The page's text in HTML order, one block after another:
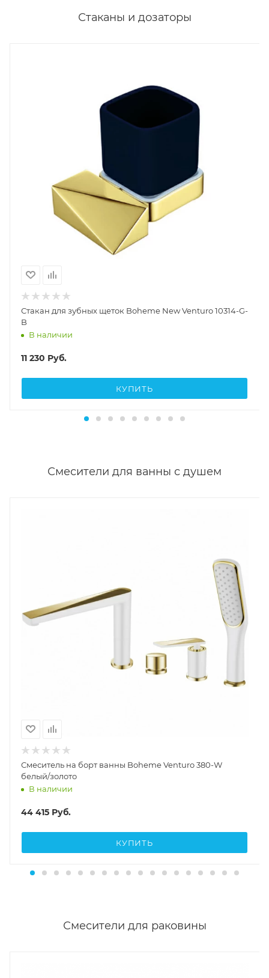
Стаканы и дозаторы
Стакан для зубных щеток Boheme New Venturo 10314-G-
B
В наличии
11 230 Руб.
КУПИТЬ
Смесители для ванны с душем
Смеситель на борт ванны Boheme Venturo 380-W
белый/золото
В наличии
44 415 Руб.
КУПИТЬ
Смесители для раковины